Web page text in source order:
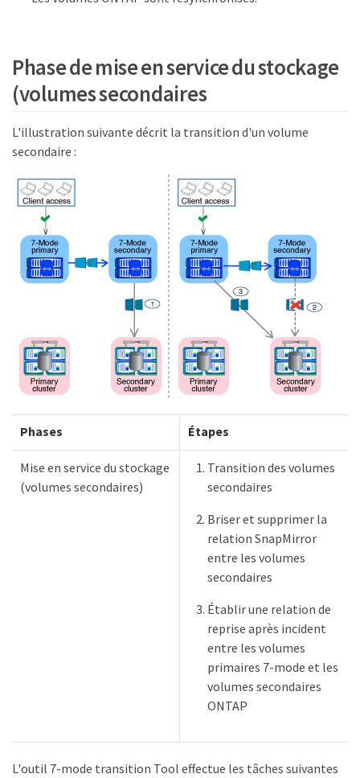
Phase de mise en service du stockage
(volumes secondaires
L'illustration suivante décrit la transition d'un volume
secondaire :
Phases Étapes
Mise en service du stockage
(volumes secondaires)
Transition des volumes
secondaires
Briser et supprimer la
relation SnapMirror
entre les volumes
secondaires
Établir une relation de
reprise après incident
entre les volumes
primaires 7-mode et les
volumes secondaires
ONTAP
L'outil 7-mode transition Tool effectue les tâches suivantes